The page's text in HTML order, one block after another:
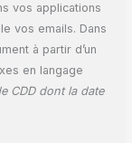
vos applications
vos emails. Dans
à partir d’un
en langage
CDD dont la date